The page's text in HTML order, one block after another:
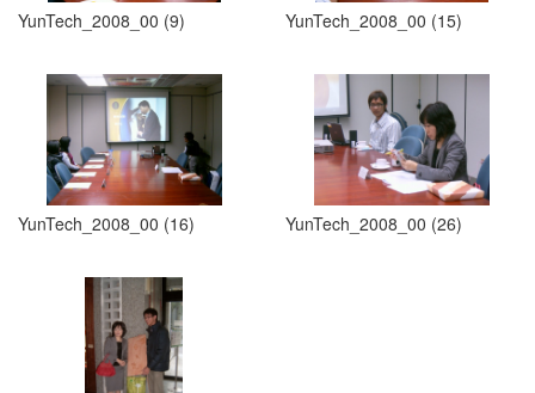
YunTech_2008_00 (9) YunTech_2008_00 (15)
YunTech_2008_00 (16) YunTech_2008_00 (26)